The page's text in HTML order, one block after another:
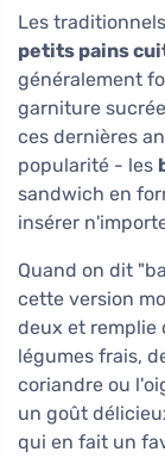
Les
petits pains
généralement
garniture
ces dernières
popularité - les
sandwich en
insérer
Quand on dit
cette version
deux et remplie
légumes frais,
coriandre ou
un goût
qui en fait un